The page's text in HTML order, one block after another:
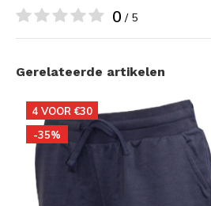
0 / 5
Gerelateerde artikelen
4 VOOR €30
-35%